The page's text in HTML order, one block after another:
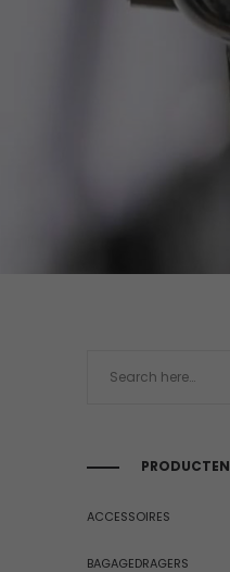
PRODUCTEN
ACCESSOIRES
BAGAGEDRAGERS